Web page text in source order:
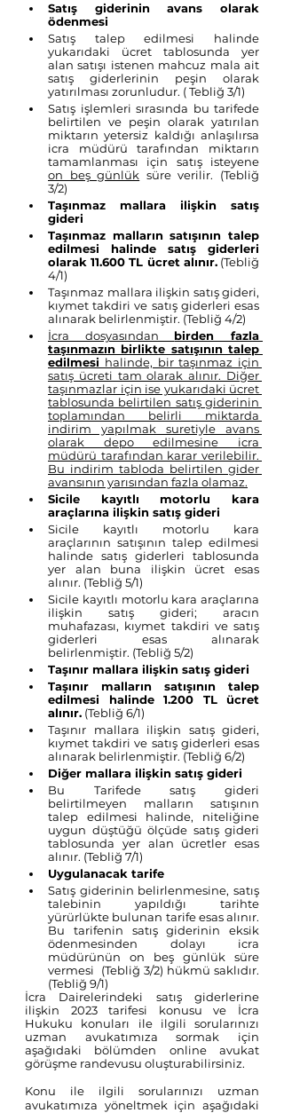
Satış giderinin avans olarak
ödenmesi
Satış talep edilmesi halinde
yukarıdaki ücret tablosunda yer
alan satışı istenen mahcuz mala ait
satış giderlerinin peşin olarak
yatırılması zorunludur. ( Tebliğ 3/1)
Satış işlemleri sırasında bu tarifede
belirtilen ve peşin olarak yatırılan
miktarın yetersiz kaldığı anlaşılırsa
icra müdürü tarafından miktarın
on beş günlük süre verilir. (Tebliğ
3/2)
Taşınmaz mallara ilişkin satış
gideri
Taşınmaz malların satışının talep
edilmesi halinde satış giderleri
olarak 11.600 TL ücret alınır. (Tebliğ
4/1)
Taşınmaz mallara ilişkin satış gideri,
kıymet takdiri ve satış giderleri esas
alınarak belirlenmiştir. (Tebliğ 4/2)
İcra dosyasından birden fazla
taşınmazın birlikte satışının talep
edilmesi halinde, bir taşınmaz için
satış ücreti tam olarak alınır. Diğer
taşınmazlar için ise yukarıdaki ücret
tablosunda belirtilen satış giderinin
toplamından belirli miktarda
indirim yapılmak suretiyle avans
olarak depo edilmesine icra
müdürü tarafından karar verilebilir.
Bu indirim tabloda belirtilen gider
avansının yarısından fazla olamaz.
Sicile kayıtlı motorlu kara
araçlarına ilişkin satış gideri
Sicile kayıtlı motorlu kara
araçlarının satışının talep edilmesi
halinde satış giderleri tablosunda
yer alan buna ilişkin ücret esas
alınır. (Tebliğ 5/1)
Sicile kayıtlı motorlu kara araçlarına
ilişkin satış gideri; aracın
muhafazası, kıymet takdiri ve satış
giderleri esas alınarak
belirlenmiştir. (Tebliğ 5/2)
Taşınır mallara ilişkin satış gideri
Taşınır malların satışının talep
edilmesi halinde 1.200 TL ücret
alınır. (Tebliğ 6/1)
Taşınır mallara ilişkin satış gideri,
kıymet takdiri ve satış giderleri esas
alınarak belirlenmiştir. (Tebliğ 6/2)
Diğer mallara ilişkin satış gideri
Bu Tarifede satış gideri
belirtilmeyen malların satışının
talep edilmesi halinde, niteliğine
uygun düştüğü ölçüde satış gideri
tablosunda yer alan ücretler esas
alınır. (Tebliğ 7/1)
Uygulanacak tarife
Satış giderinin belirlenmesine, satış
talebinin yapıldığı tarihte
yürürlükte bulunan tarife esas alınır.
Bu tarifenin satış giderinin eksik
ödenmesinden dolayı icra
müdürünün on beş günlük süre
vermesi  (Tebliğ 3/2) hükmü saklıdır.
(Tebliğ 9/1)
İcra Dairelerindeki satış giderlerine
ilişkin 2023 tarifesi konusu ve İcra
Hukuku konuları ile ilgili sorularınızı
uzman avukatımıza sormak için
aşağıdaki bölümden online avukat
görüşme randevusu oluşturabilirsiniz.
Konu ile ilgili sorularınızı uzman
avukatımıza yöneltmek için aşağıdaki